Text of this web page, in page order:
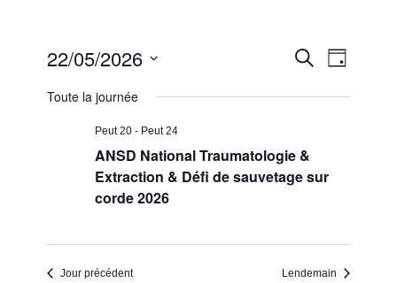
Recherche
Vues
Jour
22/05/2026
la
Toute la journée
Peut 20 - Peut 24
ANSD National Traumatologie &
Extraction & Défi de sauvetage sur
corde 2026
Jour précédent Lendemain